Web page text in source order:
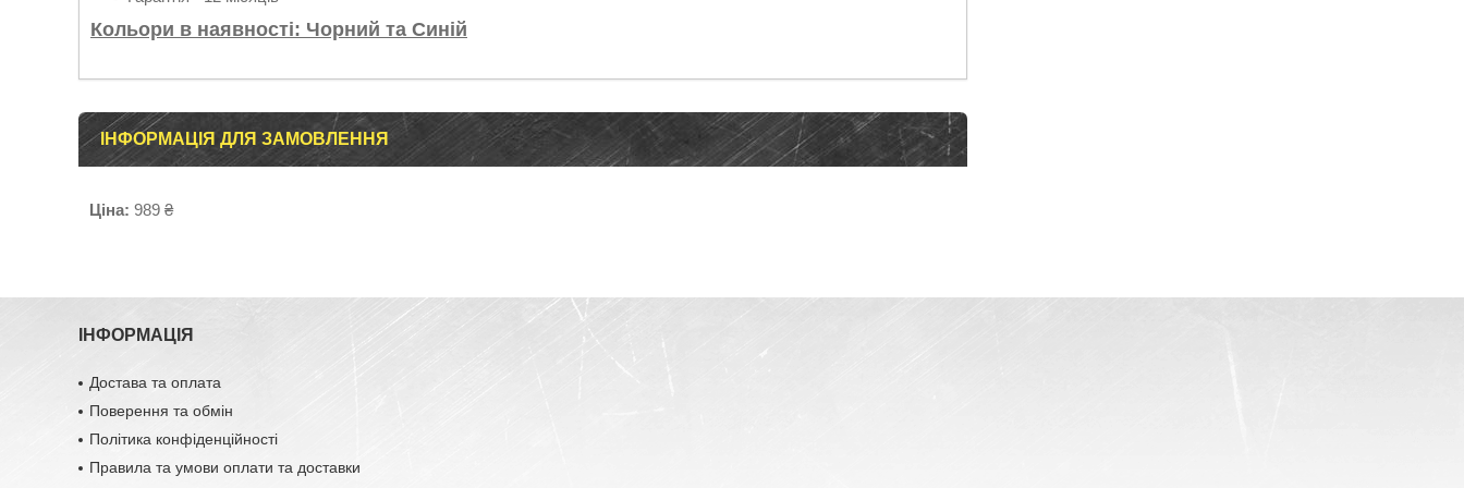
Кольори в наявності: Чорний та Синій
ІНФОРМАЦІЯ ДЛЯ ЗАМОВЛЕННЯ
Ціна: 989 ₴
ІНФОРМАЦІЯ
Достава та оплата
Поверення та обмін
Політика конфіденційності
Правила та умови оплати та доставки